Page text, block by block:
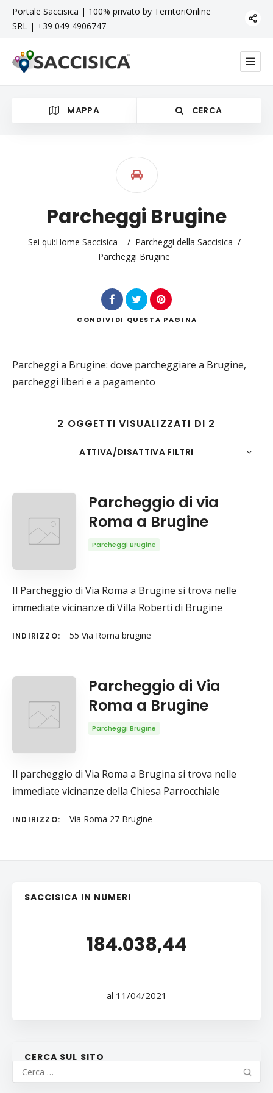
Portale Saccisica | 100% privato by TerritoriOnline
SRL | +39 049 4906747
MAPPA CERCA
Parcheggi Brugine
Sei qui:Home Saccisica / Parcheggi della Saccisica /
Parcheggi Brugine
CONDIVIDI QUESTA PAGINA
Parcheggi a Brugine: dove parcheggiare a Brugine,
parcheggi liberi e a pagamento
2 OGGETTI VISUALIZZATI DI 2
ATTIVA/DISATTIVA FILTRI
CONTO 20 Data ORDINE
Parcheggio di via
Roma a Brugine
Parcheggi Brugine
Il Parcheggio di Via Roma a Brugine si trova nelle
immediate vicinanze di Villa Roberti di Brugine
INDIRIZZO: 55 Via Roma brugine
Parcheggio di Via
Roma a Brugine
Parcheggi Brugine
Il parcheggio di Via Roma a Brugina si trova nelle
immediate vicinanze della Chiesa Parrocchiale
INDIRIZZO: Via Roma 27 Brugine
SACCISICA IN NUMERI
184.038,44
al 11/04/2021
CERCA SUL SITO